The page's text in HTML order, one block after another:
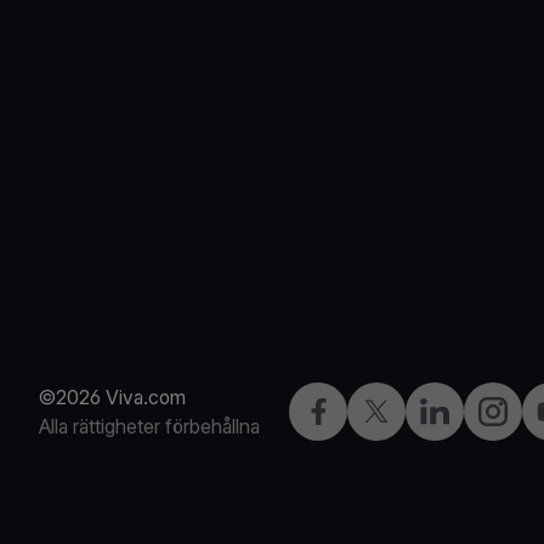
©2026 Viva.com
Alla rättigheter förbehållna
Facebook
X LinkedIn